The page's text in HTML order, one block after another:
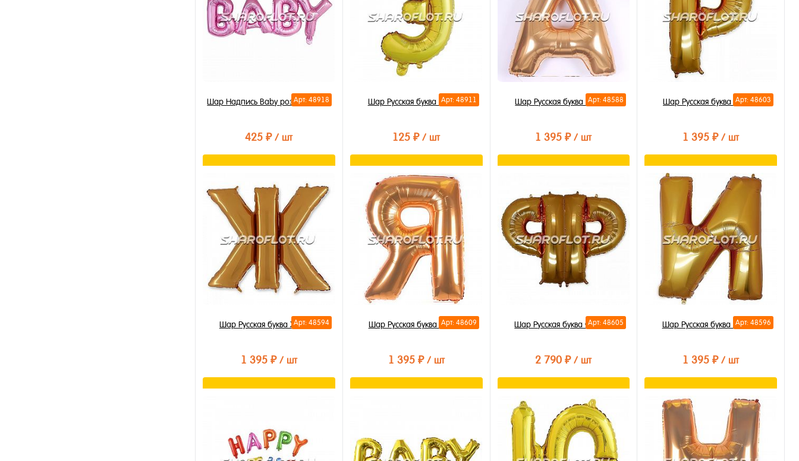
В наличии
В наличии
В наличии
В наличии
Арт: 48918
Шар Надпись Baby розовая 81см
425 ₽/ шт
Купить в 1 клик
В избранное
В наличии
Арт: 48911
Шар Русская буква Э 35см
125 ₽/ шт
В корзину
Купить в 1 клик
В избранное
В наличии
Арт: 48588
Шар Русская буква А 85см
1 395 ₽/ шт
Купить в 1 клик
В избранное
В наличии
Арт: 48603
Шар Русская буква Р 85см
1 395 ₽/ шт
Купить в 1 клик
В избранное
В наличии
Арт: 48594
Шар Русская буква Ж 85см
1 395 ₽ / шт
В избранное
В наличии
Арт: 48609
Шар Русская буква Я 85см
1 395 ₽ / шт
В избранное
В наличии
Арт: 48605
Шар Русская буква Ф 85см
2 790 ₽/ шт
Купить в 1 клик
В избранное
В наличии
Арт: 48596
Шар Русская буква И 85см
1 395 ₽/ шт
Купить в 1 клик
В избранное
В наличии